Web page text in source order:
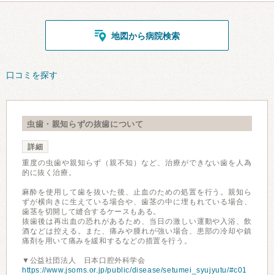
地図から病院検索
口コミを探す
虫歯・親知らずの抜歯について
詳細
重度の虫歯や親知らず（親不知）など、治療ができない歯を人為
的に抜く治療。
麻酔を使用して歯を抜いた後、止血のための処置を行う。親知ら
ずが横向きに生えている場合や、歯茎の中に埋もれている場合、
歯茎を切開して縫合するケースもある。
抜歯後は再出血の恐れがあるため、当日の激しい運動や入浴、飲
酒などは控える。また、痛みや腫れが強い場合、患部の冷却や鎮
痛剤を用いて痛みを緩和するなどの措置を行う。
▼公益社団法人 日本口腔外科学会
https://www.jsoms.or.jp/public/disease/setumei_syujyutu/#c01